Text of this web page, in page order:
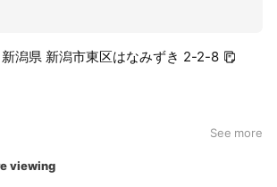
潟県 新潟市東区はなみずき 2-2-8
See more
viewing